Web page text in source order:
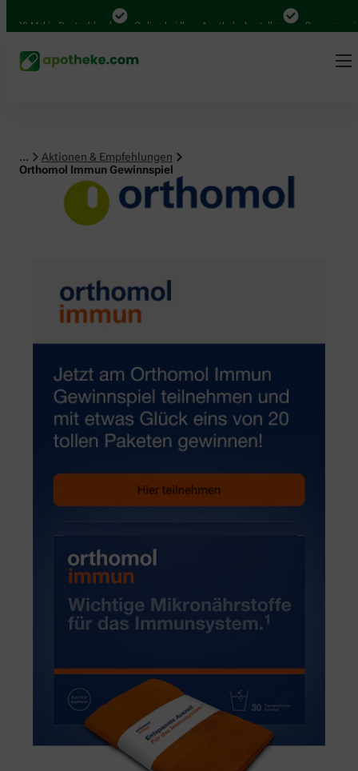
in Deutschland Online bei Ihrer Apotheke bestellen Bequem
...
Aktionen & Empfehlungen
Orthomol Immun Gewinnspiel